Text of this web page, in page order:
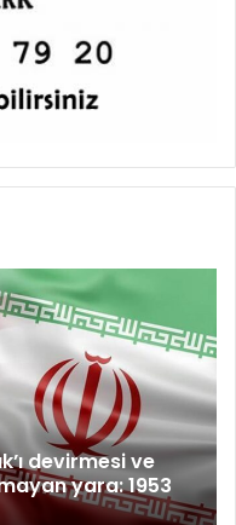
devirmesi ve
yara: 1953